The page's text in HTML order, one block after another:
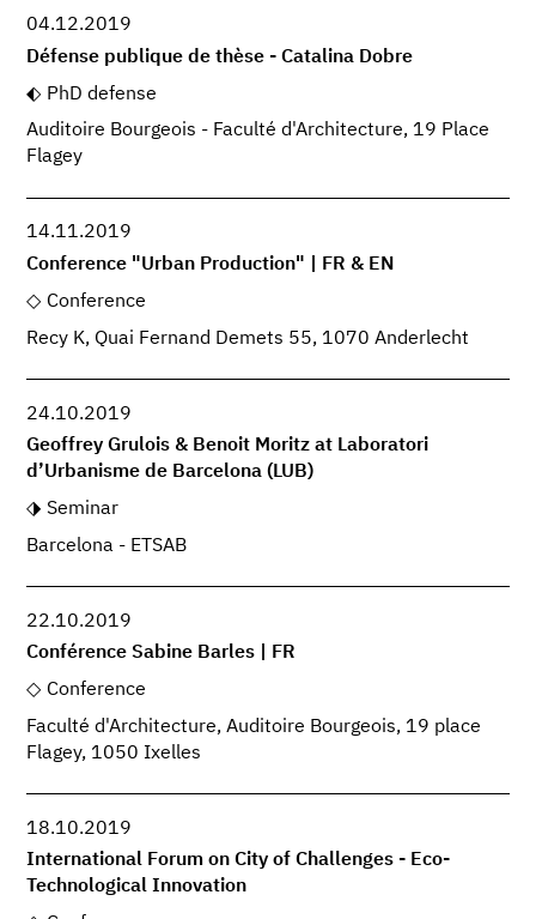
04.12.2019
Défense publique de thèse - Catalina Dobre
PhD defense
Auditoire Bourgeois - Faculté d'Architecture, 19 Place
Flagey
14.11.2019
Conference "Urban Production" | FR & EN
Conference
Recy K, Quai Fernand Demets 55, 1070 Anderlecht
24.10.2019
Geoffrey Grulois & Benoit Moritz at Laboratori
d’Urbanisme de Barcelona (LUB)
Seminar
Barcelona - ETSAB
22.10.2019
Conférence Sabine Barles | FR
Conference
Faculté d'Architecture, Auditoire Bourgeois, 19 place
Flagey, 1050 Ixelles
18.10.2019
International Forum on City of Challenges - Eco-
Technological Innovation